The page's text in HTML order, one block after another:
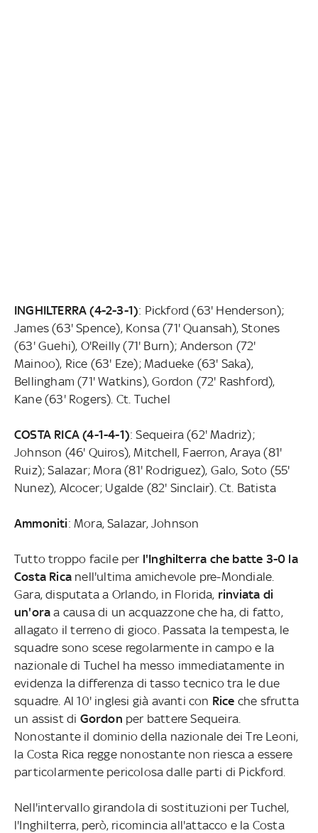
INGHILTERRA (4-2-3-1): Pickford (63' Henderson);
James (63' Spence), Konsa (71' Quansah), Stones
(63' Guehi), O'Reilly (71' Burn); Anderson (72'
Mainoo), Rice (63' Eze); Madueke (63' Saka),
Bellingham (71' Watkins), Gordon (72' Rashford),
Kane (63' Rogers). Ct. Tuchel
COSTA RICA (4-1-4-1): Sequeira (62' Madriz);
Johnson (46' Quiros), Mitchell, Faerron, Araya (81'
Ruiz); Salazar; Mora (81' Rodriguez), Galo, Soto (55'
Nunez), Alcocer; Ugalde (82' Sinclair). Ct. Batista
Ammoniti: Mora, Salazar, Johnson
Tutto troppo facile per l'Inghilterra che batte 3-0 la
Costa Rica nell'ultima amichevole pre-Mondiale.
Gara, disputata a Orlando, in Florida, rinviata di
un'ora a causa di un acquazzone che ha, di fatto,
allagato il terreno di gioco. Passata la tempesta, le
squadre sono scese regolarmente in campo e la
nazionale di Tuchel ha messo immediatamente in
evidenza la differenza di tasso tecnico tra le due
squadre. Al 10' inglesi già avanti con Rice che sfrutta
un assist di Gordon per battere Sequeira.
Nonostante il dominio della nazionale dei Tre Leoni,
la Costa Rica regge nonostante non riesca a essere
particolarmente pericolosa dalle parti di Pickford.
Nell'intervallo girandola di sostituzioni per Tuchel,
l'Inghilterra, però, ricomincia all'attacco e la Costa